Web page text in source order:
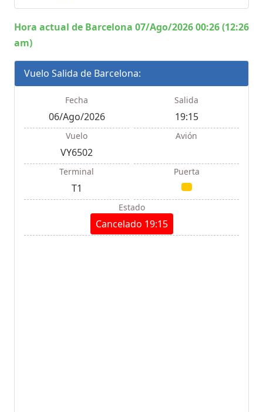
Hora actual de Barcelona 07/Ago/2026 00:26 (12:26
am)
Vuelo Salida de Barcelona:
Fecha
06/Ago/2026
Salida
19:15
Vuelo
VY6502
Avión
Terminal
T1
Puerta
Estado
Cancelado 19:15